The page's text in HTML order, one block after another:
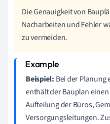
Die Genauigkeit von
Nacharbeiten und Fehler
zu vermeiden.
Beispiel: Bei der Planung
enthält der Bauplan
Aufteilung der Büros,
Versorgungsleitungen.